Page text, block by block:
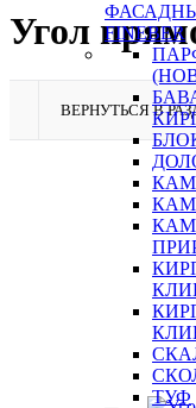
FINEBER
ТУФ
Угол
ВЕРНУТЬСЯ В